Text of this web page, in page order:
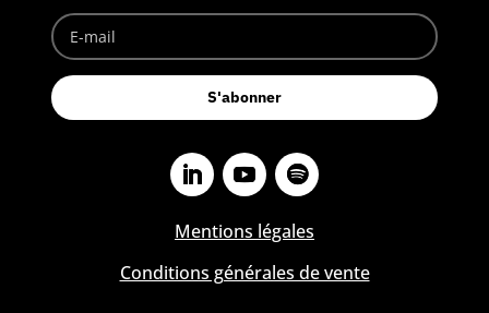
S'abonner
Mentions légales
Conditions générales de vente